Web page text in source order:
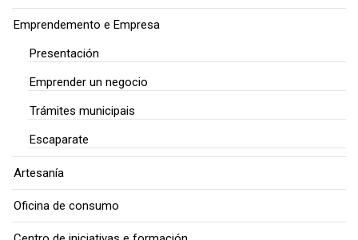
Emprendemento e Empresa
Presentación
Emprender un negocio
Trámites municipais
Escaparate
Artesanía
Oficina de consumo